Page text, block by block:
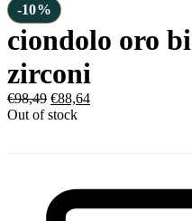
-10%
ciondolo oro
zirconi
€98,49 €88,64
Out of stock